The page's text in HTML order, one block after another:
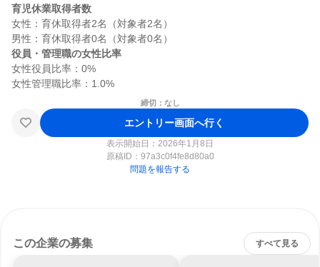
育児休業取得者数
女性：育休取得者2名（対象者2名）
役員・管理職の女性比率
女性役員比率：0%
締切：なし
エントリー画面へ行く
表示開始日：2026年1月8日
原稿ID： 97a3c0f4fe8d80a0
問題を報告する
この企業の募集 すべて見る